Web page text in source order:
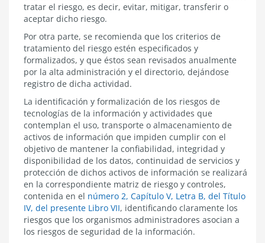
tratar el riesgo, es decir, evitar, mitigar, transferir o
aceptar dicho riesgo.
Por otra parte, se recomienda que los criterios de
tratamiento del riesgo estén especificados y
formalizados, y que éstos sean revisados anualmente
por la alta administración y el directorio, dejándose
registro de dicha actividad.
La identificación y formalización de los riesgos de
tecnologías de la información y actividades que
contemplan el uso, transporte o almacenamiento de
activos de información que impiden cumplir con el
objetivo de mantener la confiabilidad, integridad y
disponibilidad de los datos, continuidad de servicios y
protección de dichos activos de información se realizará
en la correspondiente matriz de riesgo y controles,
contenida en el número 2, Capítulo V, Letra B, del Título
IV, del presente Libro VII, identificando claramente los
riesgos que los organismos administradores asocian a
los riesgos de seguridad de la información.